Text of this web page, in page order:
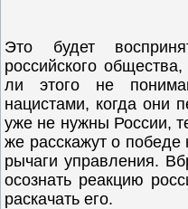
Это будет
российского
ли этого не
нацистами, когда они
уже не нужны России,
же расскажут о победе
рычаги управления.
осознать реакцию
раскачать его.